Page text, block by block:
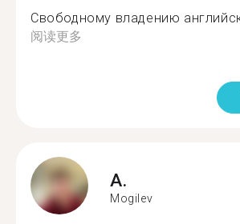
Свободному владению
阅读更多
A.
Mogilev